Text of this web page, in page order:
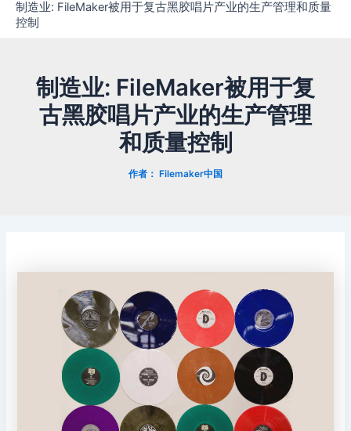
制造业: FileMaker被用于复古黑胶唱片产业的生产管理和质量
控制
制造业: FileMaker被用于复
古黑胶唱片产业的生产管理
和质量控制
作者： Filemaker中国